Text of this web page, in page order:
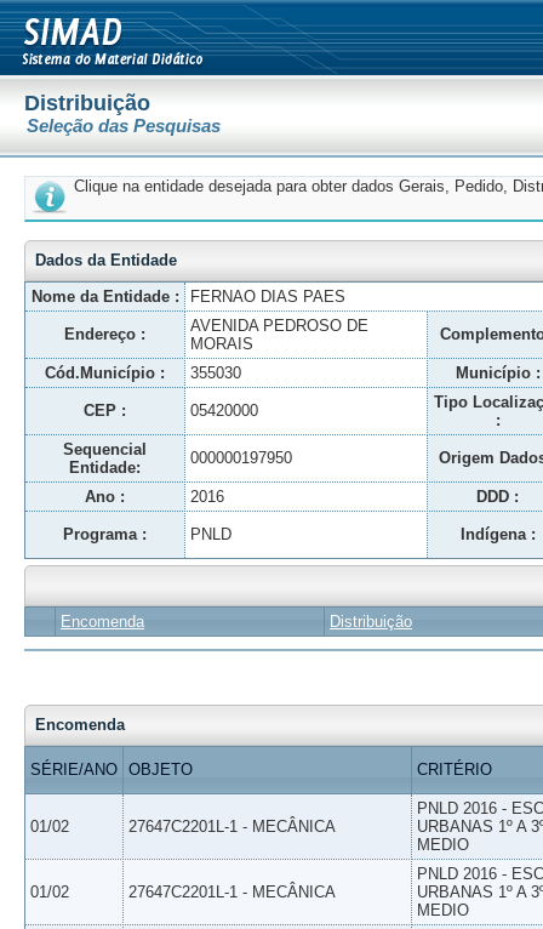
Distribuição
Seleção das Pesquisas
Clique na entidade desejada para obter dados Gerais, Pedido,
Dados da Entidade
Nome da Entidade :
FERNAO DIAS PAES
Endereço :
AVENIDA PEDROSO DE
MORAIS
Cód.Município : 355030 Município :
CEP : 05420000
Tipo
:
Sequencial
Entidade:
000000197950 Origem
Ano : 2016 DDD :
Programa : PNLD Indígena :
Encomenda Distribuição
Encomenda
SÉRIE/ANO OBJETO CRITÉRIO
01/02 27647C2201L-1 - MECÂNICA
PNLD 2016 -
URBANAS 1º A
MEDIO
01/02 27647C2201L-1 - MECÂNICA
PNLD 2016 -
URBANAS 1º A
MEDIO